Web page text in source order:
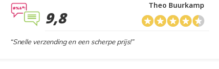
9,8
Theo Buurkamp
“Snelle verzending en een scherpe prijs!”